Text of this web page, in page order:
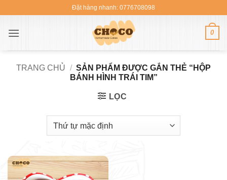
nội
Đặt hàng nhanh: 0776708098
0
TRANG CHỦ / SẢN PHẨM ĐƯỢC GẮN THẺ “HỘP
BÁNH HÌNH TRÁI TIM”
LỌC